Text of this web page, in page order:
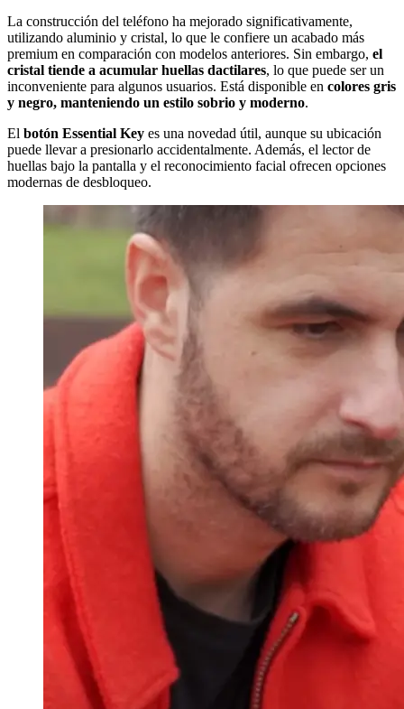
La construcción del teléfono ha mejorado significativamente,
utilizando aluminio y cristal, lo que le confiere un acabado más
premium en comparación con modelos anteriores. Sin embargo, el
cristal tiende a acumular huellas dactilares, lo que puede ser un
inconveniente para algunos usuarios. Está disponible en colores gris
y negro, manteniendo un estilo sobrio y moderno.
El botón Essential Key es una novedad útil, aunque su ubicación
puede llevar a presionarlo accidentalmente. Además, el lector de
huellas bajo la pantalla y el reconocimiento facial ofrecen opciones
modernas de desbloqueo.